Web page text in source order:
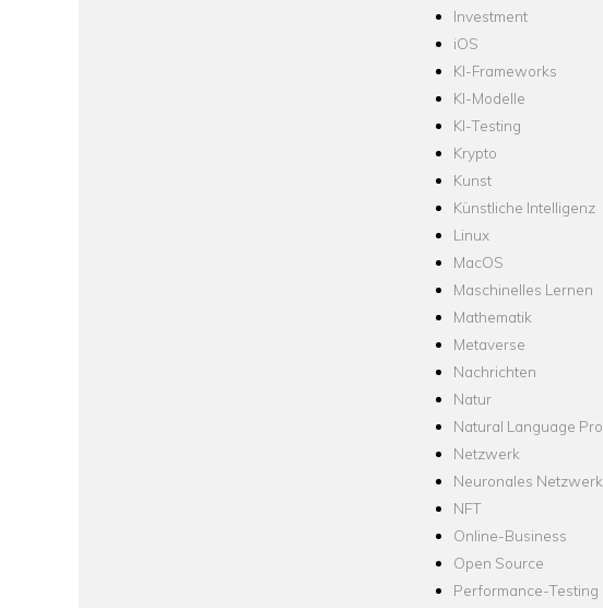
Investment
iOS
KI-Frameworks
KI-Modelle
KI-Testing
Krypto
Kunst
Künstliche Intelligenz
Linux
MacOS
Maschinelles Lernen
Mathematik
Metaverse
Nachrichten
Natur
Natural Language
Netzwerk
Neuronales Netzwerk
NFT
Online-Business
Open Source
Performance-Testing